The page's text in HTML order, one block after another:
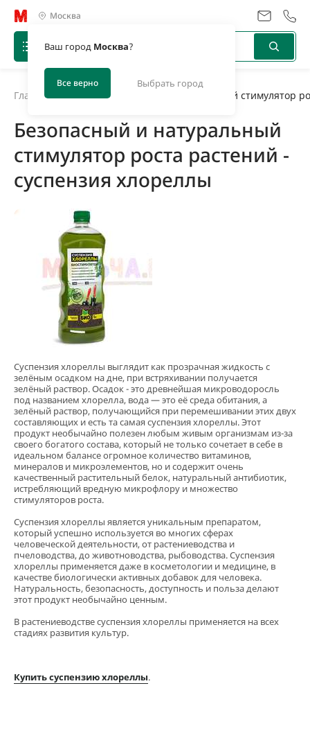
Москва
Ваш город Москва?
Все верно Выбрать город
Главная Безопасный и натуральный стимулятор
Безопасный и натуральный
стимулятор роста растений -
суспензия хлореллы
Суспензия хлореллы выглядит как прозрачная жидкость с
зелёным осадком на дне, при встряхивании получается
зелёный раствор. Осадок - это древнейшая микроводоросль
под названием хлорелла, вода — это её среда обитания, а
зелёный раствор, получающийся при перемешивании этих двух
составляющих и есть та самая суспензия хлореллы. Этот
продукт необычайно полезен любым живым организмам из-за
своего богатого состава, который не только сочетает в себе в
идеальном балансе огромное количество витаминов,
минералов и микроэлементов, но и содержит очень
качественный растительный белок, натуральный антибиотик,
истребляющий вредную микрофлору и множество
стимуляторов роста.
Суспензия хлореллы является уникальным препаратом,
который успешно используется во многих сферах
человеческой деятельности, от растениеводства и
пчеловодства, до животноводства, рыбоводства. Суспензия
хлореллы применяется даже в косметологии и медицине, в
качестве биологически активных добавок для человека.
Натуральность, безопасность, доступность и польза делают
этот продукт необычайно ценным.
В растениеводстве суспензия хлореллы применяется на всех
стадиях развития культур.
Купить суспензию хлореллы.